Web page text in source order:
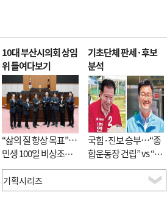
10대 부산시의회 상임
위 들여다보기
“삶의 질 향상 목표”…
민생 100일 비상조치
면밀 심사
기초단체 판세·후보
분석
국힘·진보 승부…“종
합운동장 건립” vs “출
근 공공버스 도입”